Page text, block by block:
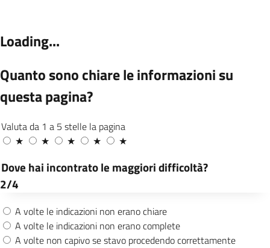
Risultati qualità servizi Municipio IX Levante
Azioni di miglioramento
in corso
L’organizzazione persegue il miglioramento
continuo dell’efficacia e dell’efficienza dei
interessate.
miglioramento:
DEMOGRAFICI - C.SO TORINO